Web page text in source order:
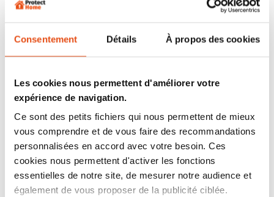
Consentement Détails À propos des cookies
Les cookies nous permettent d'améliorer votre
expérience de navigation.
Ce sont des petits fichiers qui nous permettent de mieux
vous comprendre et de vous faire des recommandations
personnalisées en accord avec votre besoin. Ces
cookies nous permettent d'activer les fonctions
essentielles de notre site, de mesurer notre audience et
également de vous proposer de la publicité ciblée.
Traiter le problème à la source avec dessolutions
contre les larves est souvent un élément clé de la
lutte anti moustiqueauquel nous ne pensons pas
toujours au premier abord. Et pourtant, en éliminant la